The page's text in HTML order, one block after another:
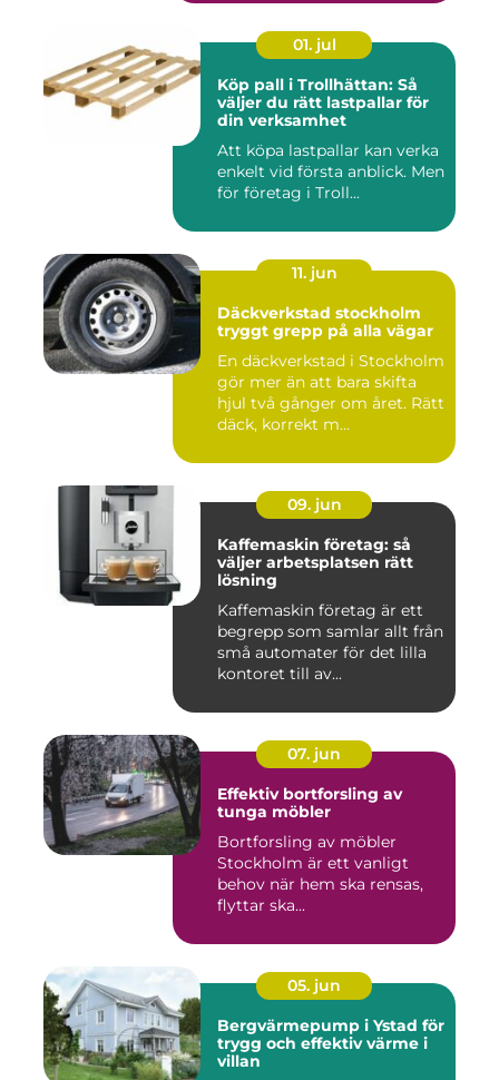
01. jul
Köp pall i Trollhättan: Så
väljer du rätt lastpallar för
din verksamhet
Att köpa lastpallar kan verka
enkelt vid första anblick. Men
för företag i Troll...
11. jun
Däckverkstad stockholm
tryggt grepp på alla vägar
En däckverkstad i Stockholm
gör mer än att bara skifta
hjul två gånger om året. Rätt
däck, korrekt m...
09. jun
Kaffemaskin företag: så
väljer arbetsplatsen rätt
lösning
Kaffemaskin företag är ett
begrepp som samlar allt från
små automater för det lilla
kontoret till av...
07. jun
Effektiv bortforsling av
tunga möbler
Bortforsling av möbler
Stockholm är ett vanligt
behov när hem ska rensas,
flyttar ska...
05. jun
Bergvärmepump i Ystad för
trygg och effektiv värme i
villan